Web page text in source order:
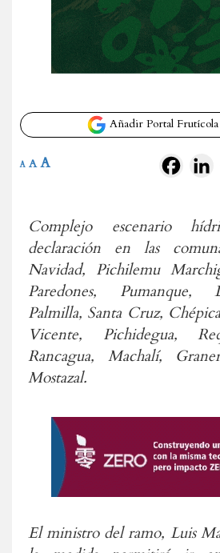
Añadir Portal
A A A
Complejo escenario
declaración en las
Navidad, Pichilemu
Paredones, Pumanque,
Palmilla, Santa Cruz,
Vicente, Pichidegua,
Rancagua, Machalí,
Mostazal.
El ministro del ramo, Luis